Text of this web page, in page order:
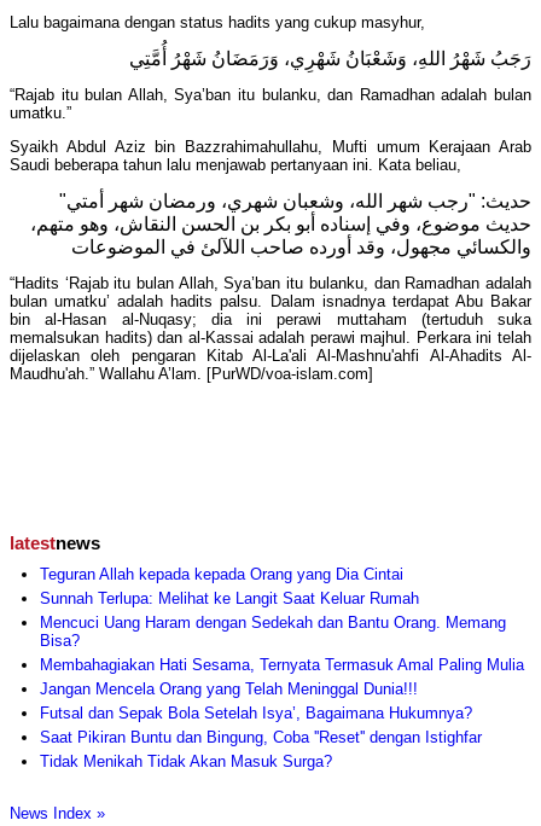
Lalu bagaimana dengan status hadits yang cukup masyhur,
رَجَبُ شَهْرُ اللهِ، وَشَعْبَانُ شَهْرِي، وَرَمَضَانُ شَهْرُ أُمَّتِي
“Rajab itu bulan Allah, Sya’ban itu bulanku, dan Ramadhan adalah bulan
umatku.”
Syaikh Abdul Aziz bin Bazzrahimahullahu, Mufti umum Kerajaan Arab
Saudi beberapa tahun lalu menjawab pertanyaan ini. Kata beliau,
حديث: "رجب شهر الله، وشعبان شهري، ورمضان شهر أمتي"
حديث موضوع، وفي إسناده أبو بكر بن الحسن النقاش، وهو متهم،
والكسائي مجهول، وقد أورده صاحب اللآلئ في الموضوعات
“Hadits ‘Rajab itu bulan Allah, Sya’ban itu bulanku, dan Ramadhan adalah
bulan umatku’ adalah hadits palsu. Dalam isnadnya terdapat Abu Bakar
bin al-Hasan al-Nuqasy; dia ini perawi muttaham (tertuduh suka
memalsukan hadits) dan al-Kassai adalah perawi majhul. Perkara ini telah
dijelaskan oleh pengaran Kitab Al-La'ali Al-Mashnu'ahfi Al-Ahadits Al-
Maudhu'ah.” Wallahu A’lam. [PurWD/voa-islam.com]
latestnews
Teguran Allah kepada kepada Orang yang Dia Cintai
Sunnah Terlupa: Melihat ke Langit Saat Keluar Rumah
Mencuci Uang Haram dengan Sedekah dan Bantu Orang. Memang
Bisa?
Membahagiakan Hati Sesama, Ternyata Termasuk Amal Paling Mulia
Jangan Mencela Orang yang Telah Meninggal Dunia!!!
Futsal dan Sepak Bola Setelah Isya’, Bagaimana Hukumnya?
Saat Pikiran Buntu dan Bingung, Coba ''Reset'' dengan Istighfar
Tidak Menikah Tidak Akan Masuk Surga?
News Index »